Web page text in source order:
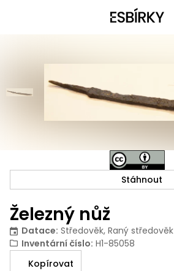
Železný nůž
Datace: Středověk, Raný středověk
Inventární číslo: H1-85058
Kopírovat
Stáhnout